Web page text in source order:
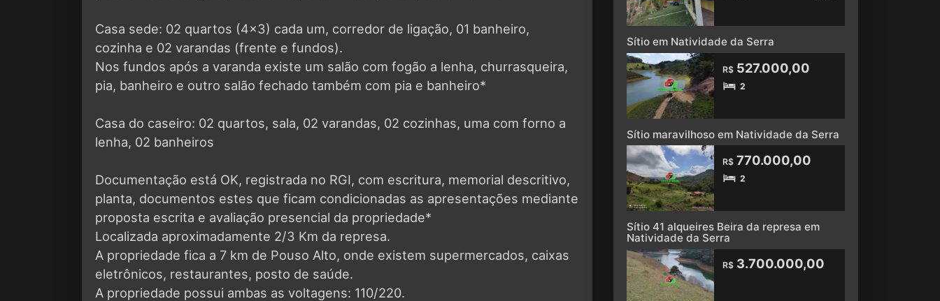
Casa sede: 02 quartos (4x3) cada um, corredor de ligação, 01 banheiro,
cozinha e 02 varandas (frente e fundos).
Nos fundos após a varanda existe um salão com fogão a lenha, churrasqueira,
pia, banheiro e outro salão fechado também com pia e banheiro*
Casa do caseiro: 02 quartos, sala, 02 varandas, 02 cozinhas, uma com forno a
lenha, 02 banheiros
Documentação está OK, registrada no RGI, com escritura, memorial descritivo,
planta, documentos estes que ficam condicionadas as apresentações mediante
proposta escrita e avaliação presencial da propriedade*
Localizada aproximadamente 2/3 Km da represa.
A propriedade fica a 7 km de Pouso Alto, onde existem supermercados, caixas
eletrônicos, restaurantes, posto de saúde.
A propriedade possui ambas as voltagens: 110/220.
Sítio em Natividade da Serra
R$527.000,00
2
Sítio maravilhoso em Natividade da Serra
R$770.000,00
2
Sítio 41 alqueires Beira da represa em
Natividade da Serra
R$3.700.000,00